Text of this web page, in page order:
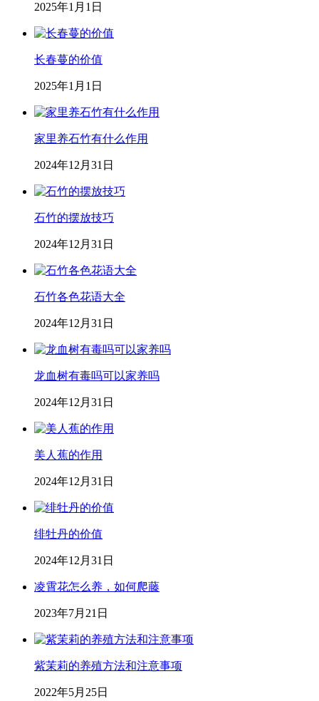
2025年1月1日
长春蔓的价值
2025年1月1日
家里养石竹有什么作用
2024年12月31日
石竹的摆放技巧
2024年12月31日
石竹各色花语大全
2024年12月31日
龙血树有毒吗可以家养吗
2024年12月31日
美人蕉的作用
2024年12月31日
绯牡丹的价值
2024年12月31日
凌霄花怎么养，如何爬藤
2023年7月21日
紫茉莉的养殖方法和注意事项
2022年5月25日